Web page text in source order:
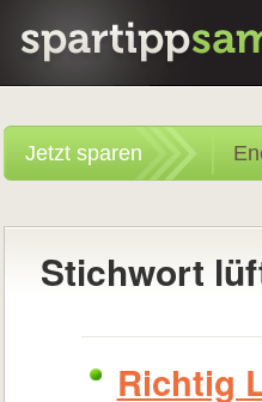
Jetzt sparen
Stichwort
Richtig